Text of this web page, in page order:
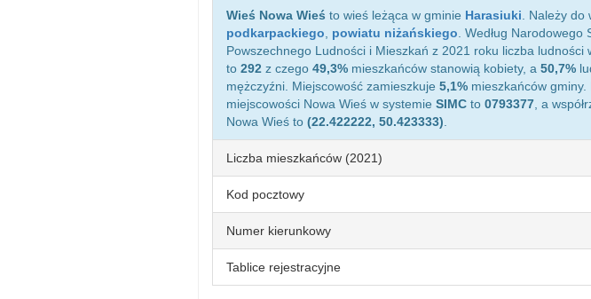
Wieś Nowa Wieś to wieś leżąca w gminie Harasiuki . Należy
podkarpackiego
powiatu niżańskiego . Według Narodowego
Powszechnego Ludności i Mieszkań z 2021 roku liczba ludności
to 292 z czego 49,3% mieszkańców stanowią kobiety, a 50,7%
mężczyźni. Miejscowość zamieszkuje 5,1% mieszkańców
miejscowości Nowa Wieś w systemie SIMC to 0793377 , a
Nowa Wieś to (22.422222, 50.423333)
Liczba mieszkańców (2021)
Kod pocztowy
Numer kierunkowy
Tablice rejestracyjne